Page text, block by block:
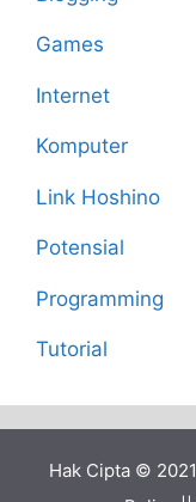
Games
Internet
Komputer
Link Hoshino
Potensial
Programming
Tutorial
Hak Cipta © 2021